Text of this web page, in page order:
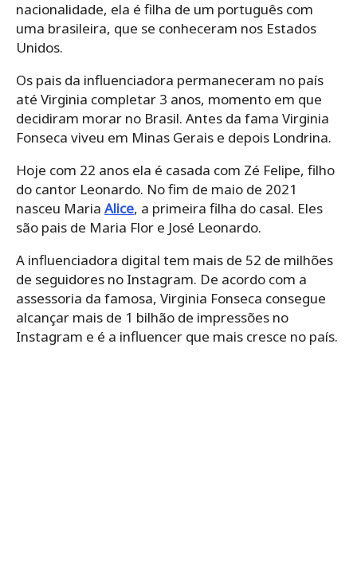
nacionalidade, ela é filha de um português com
uma brasileira, que se conheceram nos Estados
Unidos.
Os pais da influenciadora permaneceram no país
até Virginia completar 3 anos, momento em que
decidiram morar no Brasil. Antes da fama Virginia
Fonseca viveu em Minas Gerais e depois Londrina.
Hoje com 22 anos ela é casada com Zé Felipe, filho
do cantor Leonardo. No fim de maio de 2021
nasceu Maria Alice, a primeira filha do casal. Eles
são pais de Maria Flor e José Leonardo.
A influenciadora digital tem mais de 52 de milhões
de seguidores no Instagram. De acordo com a
assessoria da famosa, Virginia Fonseca consegue
alcançar mais de 1 bilhão de impressões no
Instagram e é a influencer que mais cresce no país.